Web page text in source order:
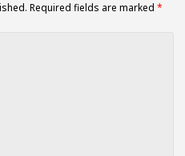
Required fields are marked *